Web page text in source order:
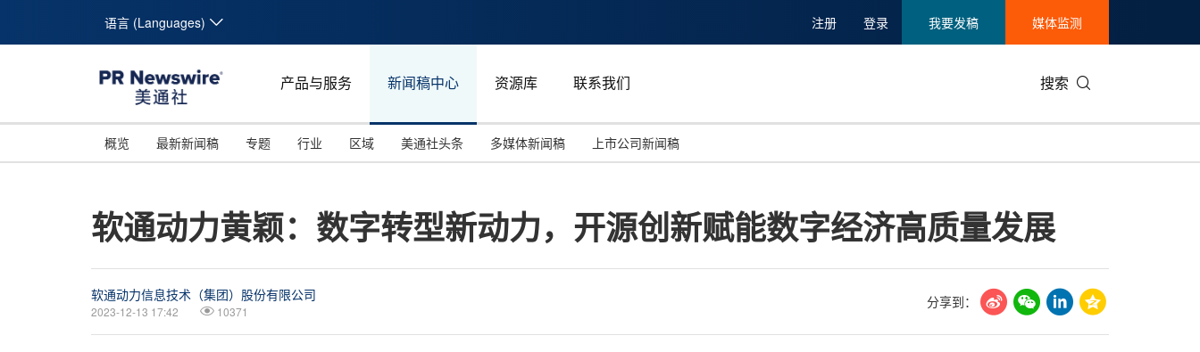
语言 (Languages) 注册 登录 我要发稿 媒体监测
产品与服务 新闻稿中心 资源库 联系我们 搜索
概览 最新新闻稿 专题
投资并购
碳中和
美国临床肿瘤学会(ASCO)
行业
能源化工与环保
娱乐时尚与艺术
区域
马来西亚
新加坡
美通社头条 多媒体新闻稿 上市公司新闻稿
软通动力黄颖：数字转型新动力，开源创新赋能数字经济高质量发展
软通动力信息技术（集团）股份有限公司
2023-12-13 17:42 10371
分享到：